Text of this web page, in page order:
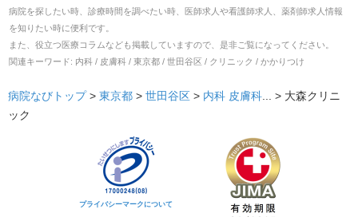
病院を探したい時、診療時間を調べたい時、医師求人や看護師求人、薬剤師求人情報
を知りたい時に便利です。
また、役立つ医療コラムなども掲載していますので、是非ご覧になってください。
関連キーワード: 内科 / 皮膚科 / 東京都 / 世田谷区 / クリニック / かかりつけ
病院なびトップ> 東京都 > 世田谷区 > 内科 皮膚科 ... > 大森クリニ
ック
プライバシーマークについて